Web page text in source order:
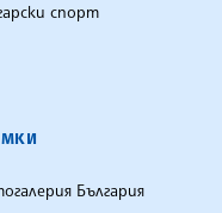
спорт
България